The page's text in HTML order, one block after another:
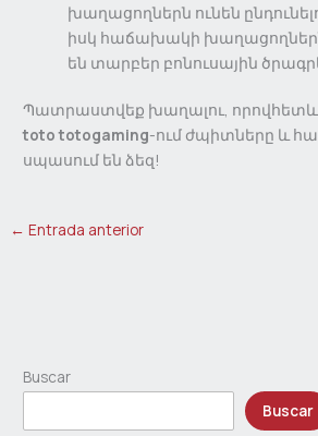
խաղացողներն ունեն
իսկ հաճախակի
են տարբեր բոնուսային
Պատրաստվեք խաղալու,
toto totogaming-ում ժպիտները և
սպասում են ձեզ!
← Entrada anterior
Buscar
Buscar